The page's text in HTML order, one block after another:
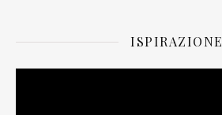
ISPIRAZIONE